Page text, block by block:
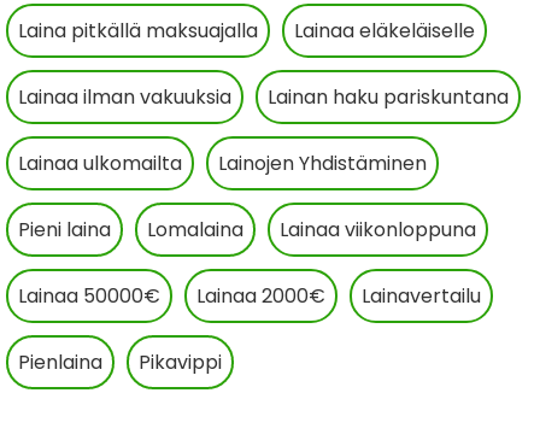
Laina pitkällä maksuajalla Lainaa eläkeläiselle
Lainaa ilman vakuuksia Lainan haku pariskuntana
Lainaa ulkomailta Lainojen Yhdistäminen
Pieni laina Lomalaina Lainaa viikonloppuna
Lainaa 50000€ Lainaa 2000€ Lainavertailu
Pienlaina Pikavippi